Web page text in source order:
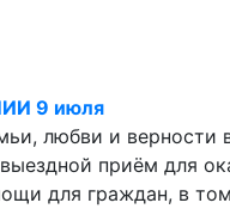
9 июля
любви и верности
приём для
для граждан, в